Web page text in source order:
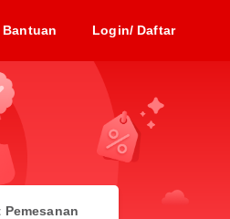
Bantuan Login/ Daftar